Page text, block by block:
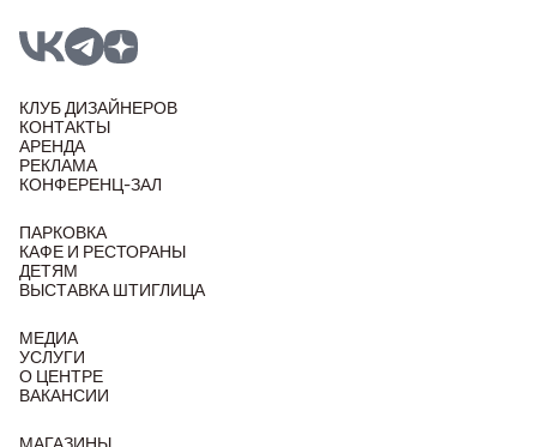
КЛУБ ДИЗАЙНЕРОВ
КОНТАКТЫ
АРЕНДА
РЕКЛАМА
КОНФЕРЕНЦ-ЗАЛ
ПАРКОВКА
КАФЕ И РЕСТОРАНЫ
ДЕТЯМ
ВЫСТАВКА ШТИГЛИЦА
МЕДИА
УСЛУГИ
О ЦЕНТРЕ
ВАКАНСИИ